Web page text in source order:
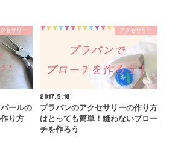
セサリー
ールの
り方
アクセサリー
2017.5.18
プラバンのアクセサリーの作り方
はとっても簡単！縫わないブロー
チを作ろう